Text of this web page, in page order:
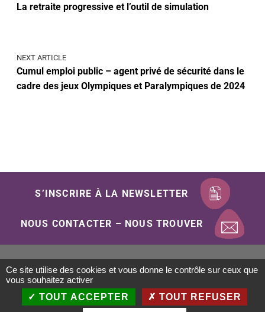
La retraite progressive et l’outil de simulation
NEXT ARTICLE
Cumul emploi public – agent privé de sécurité dans le
cadre des jeux Olympiques et Paralympiques de 2024
S’INSCRIRE À LA NEWSLETTER
NOUS CONTACTER – NOUS TROUVER
Mentions Légales
Politique de confidentialité
Gestion des cookies
Conception : Objectif-Multimedia.com / 2020
Ce site utilise des cookies et vous donne le contrôle sur ceux que
vous souhaitez activer
TOUT ACCEPTER
TOUT REFUSER